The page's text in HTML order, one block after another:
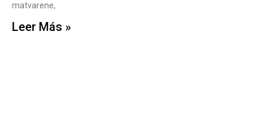
matvarene,
Leer Más »